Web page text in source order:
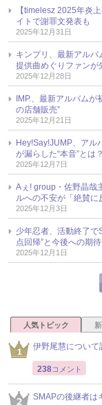
【timelesz 2025年炎
イトで謝罪文発表も
2025年12月31日
キンプリ、最新アル
提供曲めぐりファンが
2025年12月28日
IMP.、最新アルバム
の店舗販売”
2025年12月21日
Hey!Say!JUMP、ア
が漏らした“本音”とは？
2025年12月7日
Aぇ! group・佐野晶哉
ルへの不安が「絶賛に
2025年12月3日
少年忍者、活動終了
点回帰”と今後への期待
2025年12月1日
人気トピック
伊野尾慧について
238コメント
SMAPの後継者は